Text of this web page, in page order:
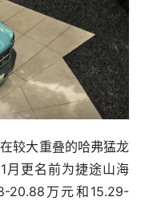
较大重叠的哈弗猛龙
月更名前为捷途山海
20.88万元和15.29-